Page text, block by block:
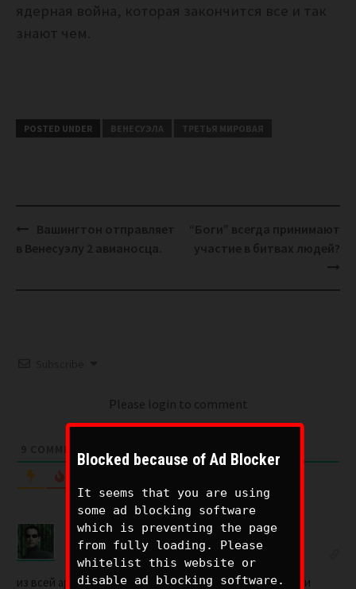
Blocked because of Ad Blocker
It seems that you are using
some ad blocking software
which is preventing the page
from fully loading. Please
whitelist this website or
disable ad blocking software.
ядерная война, которая закончится все и так
знают чем.
POSTED UNDER ВЕНЕСУЭЛА ТРЕТЬЯ МИРОВАЯ
Post
Please login to comment
Neo 7 years ago
из всей армии политиков, дай бог, процентов 10 за свои